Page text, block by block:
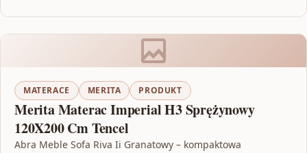
MATERACE MERITA PRODUKT
Merita Materac Imperial H3 Sprężynowy
120X200 Cm Tencel
Abra Meble Sofa Riva Ii Granatowy – kompaktowa